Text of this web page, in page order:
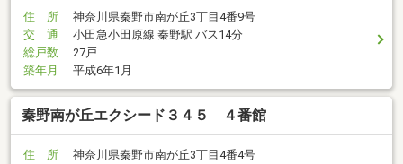
住 所
神奈川県秦野市南が丘3丁目4番9号
交 通
小田急小田原線 秦野駅 バス14分
総戸数
27戸
築年月
平成6年1月
秦野南が丘エクシード３４５ ４番館
住 所
神奈川県秦野市南が丘3丁目4番4号